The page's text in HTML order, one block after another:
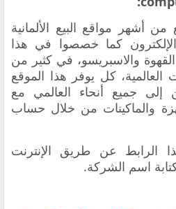
من أشهر مواقع البيع الألمانية
كما خصصوا في هذا
والاسبريسو، في كثير من
العالمية، كل يوفر هذا الموقع
جميع أنحاء العالمي مع
والماكينات من خلال حساب
الرابط عن طريق الإنترنت
اسم الشركة.